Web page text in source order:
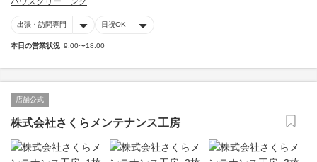
出張・訪問専門 日祝OK
本日の営業状況 9:00〜18:00
店舗公式
株式会社さくらメンテナンス工房